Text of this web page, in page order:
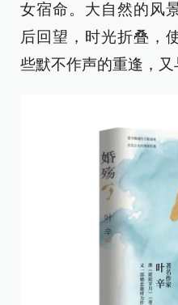
女宿命。大自然的风
后回望，时光折叠，
些默不作声的重逢，又